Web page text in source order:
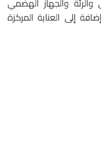
إلى العناية المركزة